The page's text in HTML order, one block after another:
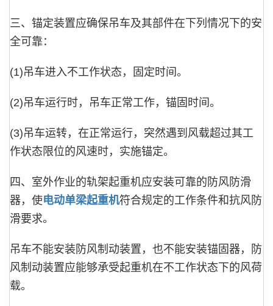
三、锚定装置应确保吊车及其部件在下列情况下的安
全可靠：
(1)吊车进入不工作状态，固定时间。
(2)吊车运行时，吊车正常工作，锚固时间。
(3)吊车运转，在正常运行，突然遇到风载超过其工
作状态限位的风速时，实施锚定。
四、室外作业的轨架起重机应安装可靠的防风防滑
器，使电动单梁起重机符合规定的工作条件和抗风防
滑要求。
吊车不能安装防风制动装置，也不能安装锚固器，防
风制动装置应能够承受起重机在不工作状态下的风荷
载。